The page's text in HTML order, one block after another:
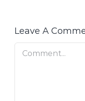
Leave A
Comment